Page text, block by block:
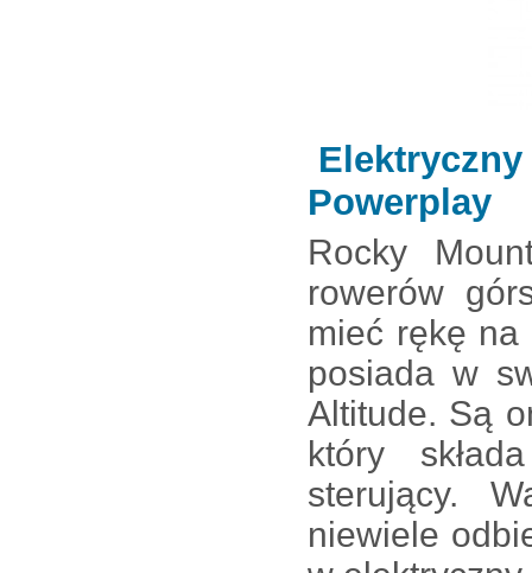
Powerplay
Rocky
rowerów
mieć rękę
posiada w
Altitude. Są
który
sterujący.
niewiele